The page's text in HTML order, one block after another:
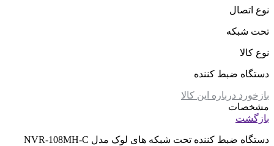
نوع اتصال
تحت شبکه
نوع کالا
دستگاه ضبط کننده
بازخورد درباره این کالا
مشخصات
بازگشت
دستگاه ضبط کننده تحت شبکه های لوک مدل NVR-108MH-C